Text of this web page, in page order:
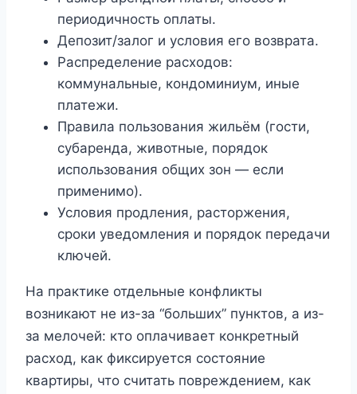
периодичность оплаты.
Депозит/залог и условия его возврата.
Распределение расходов:
коммунальные, кондоминиум, иные
платежи.
Правила пользования жильём (гости,
субаренда, животные, порядок
использования общих зон — если
применимо).
Условия продления, расторжения,
сроки уведомления и порядок передачи
ключей.
На практике отдельные конфликты
возникают не из-за “больших” пунктов, а из-
за мелочей: кто оплачивает конкретный
расход, как фиксируется состояние
квартиры, что считать повреждением, как